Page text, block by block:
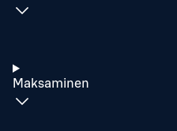
Maksaminen